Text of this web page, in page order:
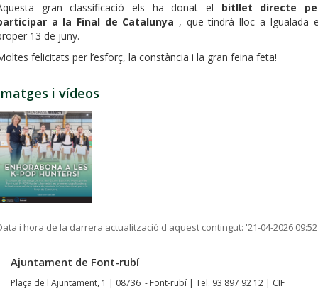
gran classificació els ha donat el bitllet directe
a la Final de Catalunya , que tindrà lloc a Igualada
13 de juny.
felicitats per l’esforç, la constància i la gran feina feta!
i vídeos
i hora de la darrera actualització d'aquest contingut: '21-04-2026 09:52
Ajuntament de Font-rubí
Plaça de l'Ajuntament, 1 | 08736 - Font-rubí | Tel. 93 897 92 12 | CIF